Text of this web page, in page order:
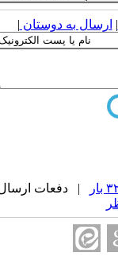
ارسال به دوستان|
| دفعات ارسال